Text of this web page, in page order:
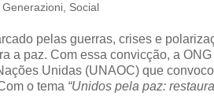
Generazioni Social
pelas guerras, crises e
a paz. Com essa convicção, a ONG
Unidas (UNAOC) que
o tema “Unidos pela paz: